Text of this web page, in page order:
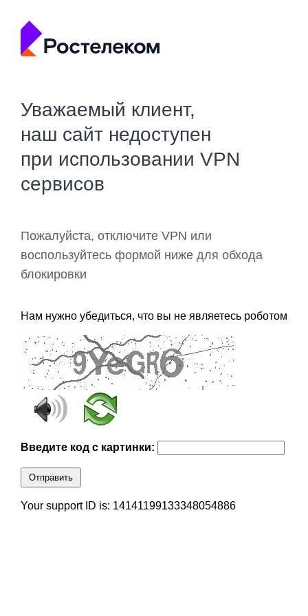
Уважаемый клиент,
наш сайт недоступен
при использовании VPN
сервисов
Пожалуйста, отключите VPN или
воспользуйтесь формой ниже для обхода
блокировки
Нам нужно убедиться, что вы не являетесь роботом
Введите код с картинки:
Отправить
Your support ID is: 14141199133348054886